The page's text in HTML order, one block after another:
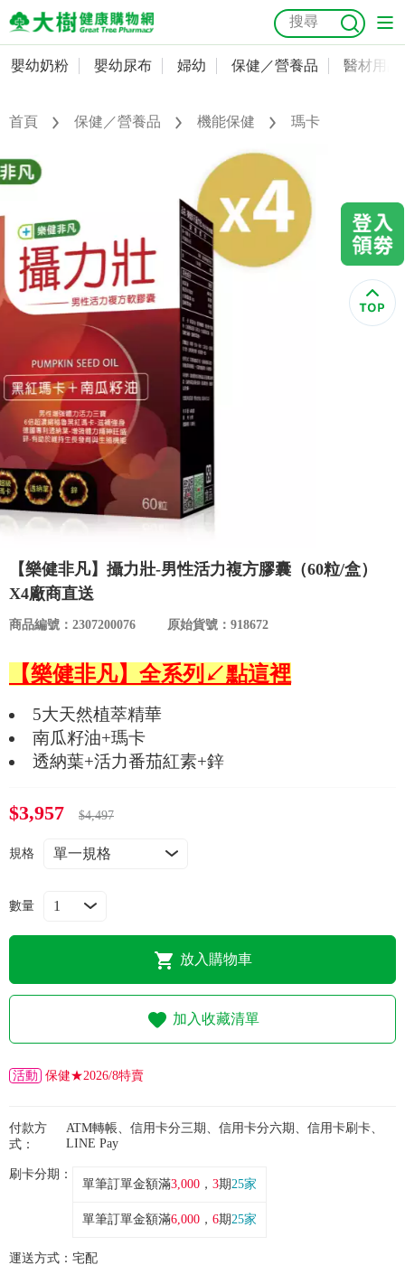
嬰幼奶粉
嬰幼尿布
婦幼
保健／營養品
醫材用品
成人照護
美容／個人清潔
食品／健康食補
寵物
名人嚴選
優惠活動
關於我們
合作提案
購物流程
會員專區
常見問題
折價券、紅利說明
抗菌 尿布 大樹獨家 益生菌 魚油 幼兒米餅
奶瓶奶嘴
會員資料及密碼修改
常用收件人清單
訂單查詢
收藏清單
紅利點數查詢
購物金查詢
優惠券領取
優惠券查詢
登入
嬰幼奶粉 嬰幼尿布 婦幼 保健／營養品 醫材用品
首頁 保健／營養品 機能保健 瑪卡
【樂健非凡】攝力壯-男性活力複方膠囊（60粒/盒）
X4廠商直送
商品編號：2307200076 原始貨號：918672
【樂健非凡】全系列↙點這裡
5大天然植萃精華
南瓜籽油+瑪卡
透納葉+活力番茄紅素+鋅
$3,957 $4,497
規格
數量
放入購物車
加入收藏清單
活動 保健★2026/8特賣
付款方
式：
ATM轉帳、信用卡分三期、信用卡分六期、信用卡刷卡、
LINE Pay
刷卡分期：
單筆訂單金額滿3,000 ， 3期25家
單筆訂單金額滿6,000 ， 6期25家
運送方式： 宅配